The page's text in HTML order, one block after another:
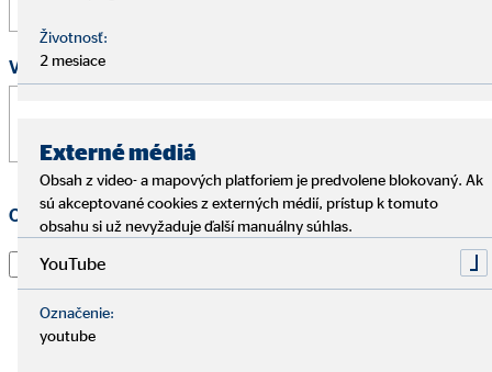
Vaša správa
Ochrana osobných údajov*
Prečítal som si vyhlásenie o
a súhlasím s
tým, že spoločnosť OVB Allfinanz Slovensko a.s. použije
informácie a kontaktné údaje, ktoré som uviedol, aby
ma kontaktoval ohľadom mojej žiadosti, informoval o
Životnosť:
2 mesiace
Externé médiá
Obsah z video- a mapových platforiem je predvolene blokovaný. Ak
sú akceptované cookies z externých médií, prístup k tomuto
obsahu si už nevyžaduje ďalší manuálny súhlas.
YouTube
Označenie:
youtube